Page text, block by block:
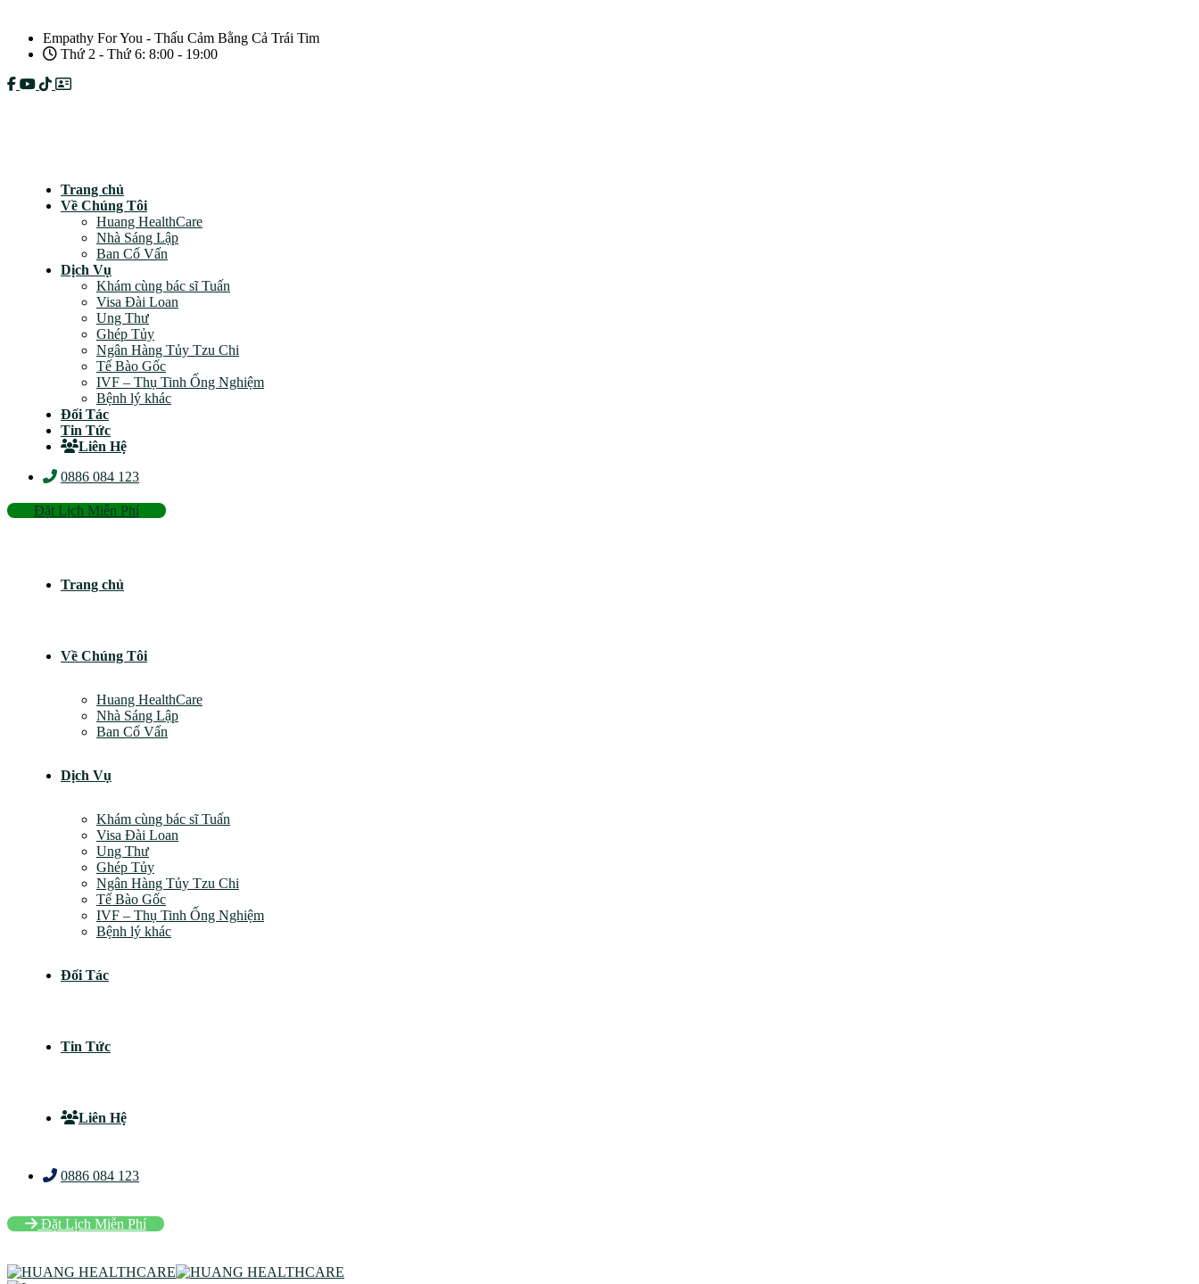
Empathy For You - Thấu Cảm Bằng Cả Trái Tim
Thứ 2 - Thứ 6: 8:00 - 19:00
Trang chủ
Về Chúng Tôi
Huang HealthCare
Nhà Sáng Lập
Ban Cố Vấn
Dịch Vụ
Khám cùng bác sĩ Tuấn
Visa Đài Loan
Ung Thư
Ghép Tủy
Ngân Hàng Tủy Tzu Chi
Tế Bào Gốc
IVF – Thụ Tinh Ống Nghiệm
Bệnh lý khác
Đối Tác
Tin Tức
Liên Hệ
0886 084 123
Đặt Lịch Miễn Phí
Trang chủ
Về Chúng Tôi
Huang HealthCare
Nhà Sáng Lập
Ban Cố Vấn
Dịch Vụ
Khám cùng bác sĩ Tuấn
Visa Đài Loan
Ung Thư
Ghép Tủy
Ngân Hàng Tủy Tzu Chi
Tế Bào Gốc
IVF – Thụ Tinh Ống Nghiệm
Bệnh lý khác
Đối Tác
Tin Tức
Liên Hệ
0886 084 123
Đặt Lịch Miễn Phí